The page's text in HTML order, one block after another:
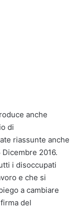
anche
di
riassunte anche
2016.
i disoccupati
e che si
a cambiare
del